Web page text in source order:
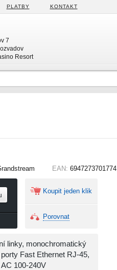
PLATBY KONTAKT
7
Resort
EAN: 6947273701774
Koupit jeden klik
Porovnat
linky, monochromatický
Fast Ethernet RJ-45,
100-240V